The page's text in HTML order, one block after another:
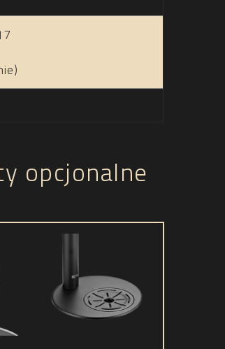
opcjonalne